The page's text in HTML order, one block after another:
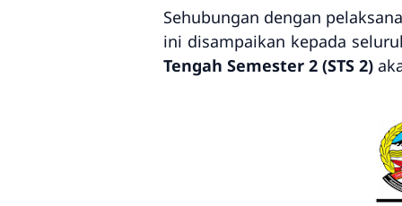
Sehubungan dengan
ini disampaikan kepada
Tengah Semester 2 (STS 2)